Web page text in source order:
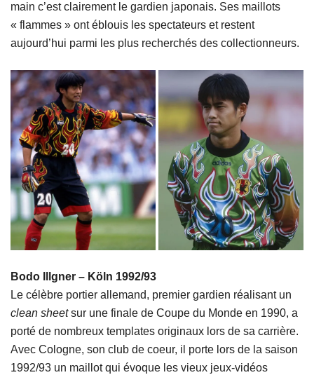
main c’est clairement le gardien japonais. Ses maillots
« flammes » ont éblouis les spectateurs et restent
aujourd’hui parmi les plus recherchés des collectionneurs.
Bodo Illgner – Köln 1992/93
Le célèbre portier allemand, premier gardien réalisant un
clean sheetsur une finale de Coupe du Monde en 1990, a
porté de nombreux templates originaux lors de sa carrière.
Avec Cologne, son club de coeur, il porte lors de la saison
1992/93 un maillot qui évoque les vieux jeux-vidéos